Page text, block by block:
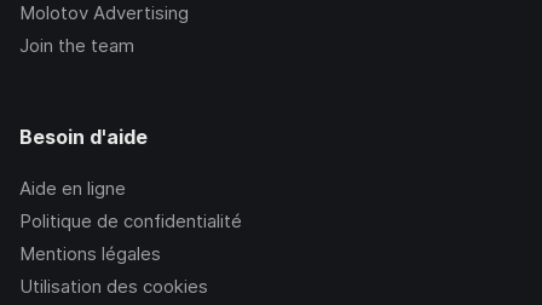
Molotov Advertising
Join the team
Besoin d'aide
Aide en ligne
Politique de confidentialité
Mentions légales
Utilisation des cookies